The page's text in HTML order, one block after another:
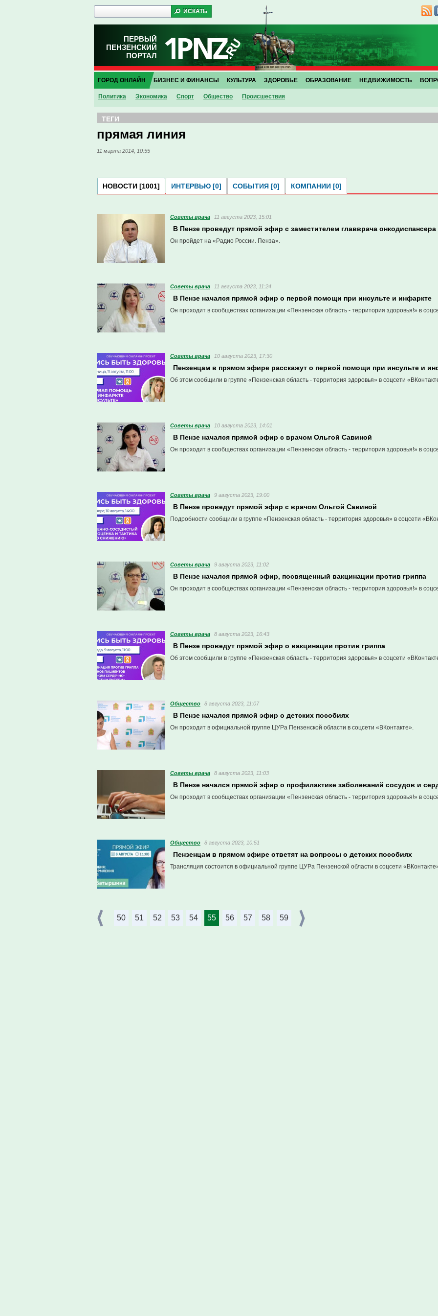
ПЕРВЫЙ
ПЕНЗЕНСКИЙ
ПОРТАЛ
ГОРОД ОНЛАЙН
Политика Экономика Спорт Общество Проиcшествия
БИЗНЕС И ФИНАНСЫ КУЛЬТУРА ЗДОРОВЬЕ ОБРАЗОВАНИЕ НЕДВИЖИМОСТЬ
ТЕГИ
прямая линия
11 марта 2014, 10:55
НОВОСТИ [1001] ИНТЕРВЬЮ [0] СОБЫТИЯ [0] КОМПАНИИ [0]
Советы врача 11 августа 2023, 15:01
В Пензе проведут прямой эфир с заместителем главврача онкодиспансера
Он пройдет на «Радио России. Пенза».
Советы врача 11 августа 2023, 11:24
В Пензе начался прямой эфир о первой помощи при инсульте и инфаркте
Он проходит в сообществах организации «Пензенская область - территория здоровья!» в
Советы врача 10 августа 2023, 17:30
Пензенцам в прямом эфире расскажут о первой помощи при инсульте и
Об этом сообщили в группе «Пензенская область - территория здоровья» в соцсети
Советы врача 10 августа 2023, 14:01
В Пензе начался прямой эфир с врачом Ольгой Савиной
Он проходит в сообществах организации «Пензенская область - территория здоровья!» в
Советы врача 9 августа 2023, 19:00
В Пензе проведут прямой эфир с врачом Ольгой Савиной
Подробности сообщили в группе «Пензенская область - территория здоровья» в соцсети
Советы врача 9 августа 2023, 11:02
В Пензе начался прямой эфир, посвященный вакцинации против гриппа
Он проходит в сообществах организации «Пензенская область - территория здоровья!» в
Советы врача 8 августа 2023, 16:43
В Пензе проведут прямой эфир о вакцинации против гриппа
Об этом сообщили в группе «Пензенская область - территория здоровья» в соцсети
Общество 8 августа 2023, 11:07
В Пензе начался прямой эфир о детских пособиях
Он проходит в официальной группе ЦУРа Пензенской области в соцсети «ВКонтакте».
Советы врача 8 августа 2023, 11:03
В Пензе начался прямой эфир о профилактике заболеваний сосудов и
Он проходит в сообществах организации «Пензенская область - территория здоровья!» в
Общество 8 августа 2023, 10:51
Пензенцам в прямом эфире ответят на вопросы о детских пособиях
Трансляция состоится в официальной группе ЦУРа Пензенской области в соцсети
50 51 52 53 54 55 56 57 58 59